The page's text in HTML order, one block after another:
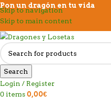
Skip to navigation
Skip to main content
Pon un dragón en tu vida
Search
Login / Register
0 items 0,00€